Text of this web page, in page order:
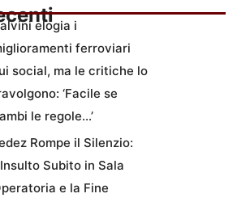
elogia i
ferroviari
social, ma le critiche lo
‘Facile se
le regole…’
Rompe il Silenzio:
Subito in Sala
e la Fine